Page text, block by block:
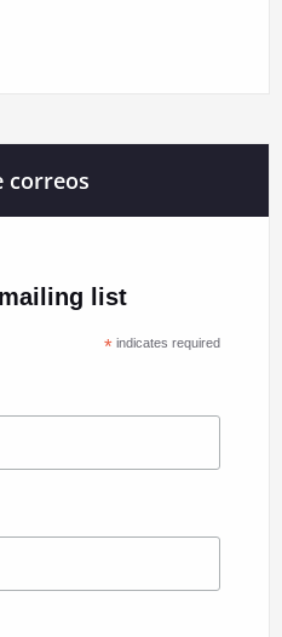
correos
list
*indicates required